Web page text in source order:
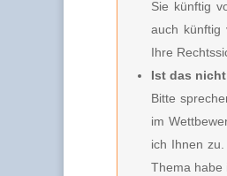
Sie künftig
auch künftig
Ihre
Ist das
Bitte
im
ich Ihnen
Thema habe